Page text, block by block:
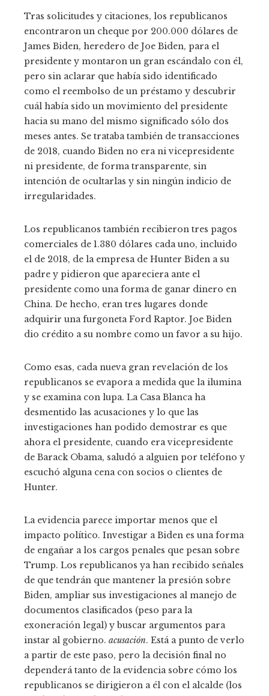
Tras solicitudes y citaciones, los republicanos
encontraron un cheque por 200.000 dólares de
James Biden, heredero de Joe Biden, para el
presidente y montaron un gran escándalo con él,
pero sin aclarar que había sido identificado
como el reembolso de un préstamo y descubrir
cuál había sido un movimiento del presidente
hacia su mano del mismo significado sólo dos
meses antes. Se trataba también de transacciones
de 2018, cuando Biden no era ni vicepresidente
ni presidente, de forma transparente, sin
intención de ocultarlas y sin ningún indicio de
irregularidades.
Los republicanos también recibieron tres pagos
comerciales de 1.380 dólares cada uno, incluido
el de 2018, de la empresa de Hunter Biden a su
padre y pidieron que apareciera ante el
presidente como una forma de ganar dinero en
China. De hecho, eran tres lugares donde
adquirir una furgoneta Ford Raptor. Joe Biden
dio crédito a su nombre como un favor a su hijo.
Como esas, cada nueva gran revelación de los
republicanos se evapora a medida que la ilumina
y se examina con lupa. La Casa Blanca ha
desmentido las acusaciones y lo que las
investigaciones han podido demostrar es que
ahora el presidente, cuando era vicepresidente
de Barack Obama, saludó a alguien por teléfono y
escuchó alguna cena con socios o clientes de
Hunter.
La evidencia parece importar menos que el
impacto político. Investigar a Biden es una forma
de engañar a los cargos penales que pesan sobre
Trump. Los republicanos ya han recibido señales
de que tendrán que mantener la presión sobre
Biden, ampliar sus investigaciones al manejo de
documentos clasificados (peso para la
exoneración legal) y buscar argumentos para
instar al gobierno. acusación. Está a punto de verlo
a partir de este paso, pero la decisión final no
dependerá tanto de la evidencia sobre cómo los
republicanos se dirigieron a él con el alcalde (los